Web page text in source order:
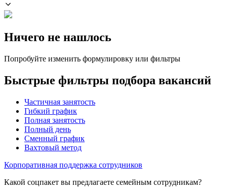
Ничего не нашлось
Попробуйте изменить формулировку или фильтры
Быстрые фильтры подбора вакансий
Частичная занятость
Гибкий график
Полная занятость
Полный день
Сменный график
Вахтовый метод
Корпоративная поддержка сотрудников
Какой соцпакет вы предлагаете семейным сотрудникам?